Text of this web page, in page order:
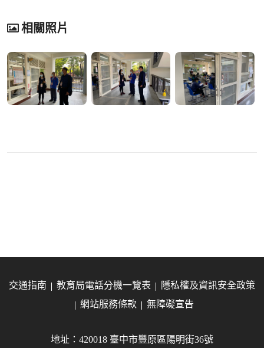
相關照片
交通指南 教育局電話分機一覽表
隱私權及資訊安全政策
網站服務條款
無障礙宣告
地址：420018 臺中市豐原區陽明街36號